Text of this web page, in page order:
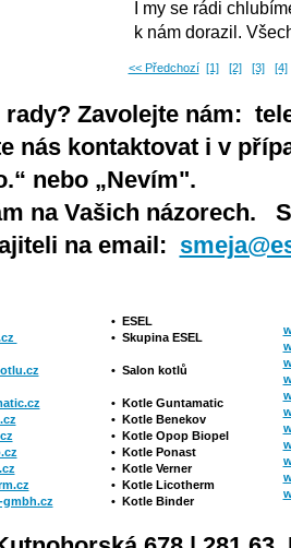
I my se rádi
k nám dorazil.
<< Předchozí [1] [2] [3] [4]
rady? Zavolejte nám:
nás kontaktovat i v
nebo „Nevím".
na Vašich názorech.
na email:
• ESEL
• Skupina ESEL
• Salon kotlů
• Kotle Guntamatic
• Kotle Benekov
• Kotle Opop Biopel
• Kotle Ponast
• Kotle Verner
• Kotle Licotherm
• Kotle Binder